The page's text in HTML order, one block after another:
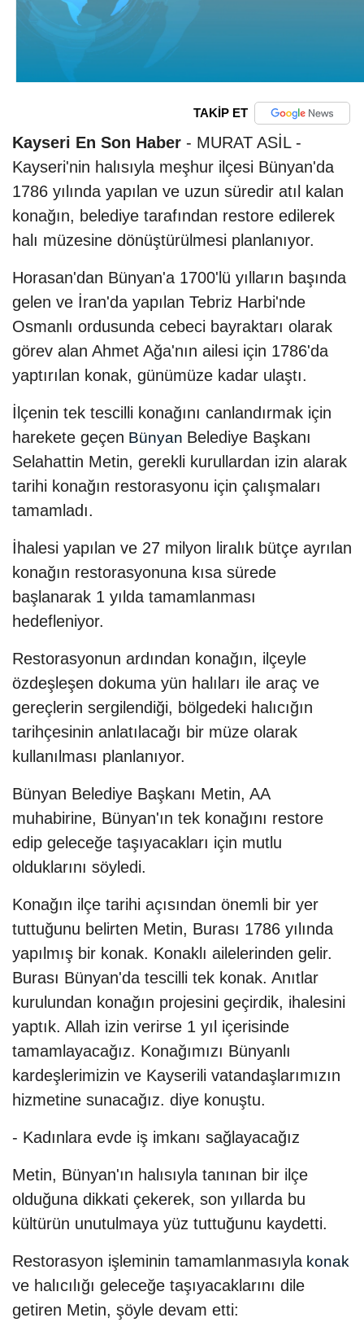
TAKİP ET
Kayseri En Son Haber - MURAT ASİL -
Kayseri'nin halısıyla meşhur ilçesi Bünyan'da
1786 yılında yapılan ve uzun süredir atıl kalan
konağın, belediye tarafından restore edilerek
halı müzesine dönüştürülmesi planlanıyor.
Horasan'dan Bünyan'a 1700'lü yılların başında
gelen ve İran'da yapılan Tebriz Harbi'nde
Osmanlı ordusunda cebeci bayraktarı olarak
görev alan Ahmet Ağa'nın ailesi için 1786'da
yaptırılan konak, günümüze kadar ulaştı.
İlçenin tek tescilli konağını canlandırmak için
harekete geçen Bünyan Belediye Başkanı
Selahattin Metin, gerekli kurullardan izin alarak
tarihi konağın restorasyonu için çalışmaları
tamamladı.
İhalesi yapılan ve 27 milyon liralık bütçe ayrılan
konağın restorasyonuna kısa sürede
başlanarak 1 yılda tamamlanması
hedefleniyor.
Restorasyonun ardından konağın, ilçeyle
özdeşleşen dokuma yün halıları ile araç ve
gereçlerin sergilendiği, bölgedeki halıcığın
tarihçesinin anlatılacağı bir müze olarak
kullanılması planlanıyor.
Bünyan Belediye Başkanı Metin, AA
muhabirine, Bünyan'ın tek konağını restore
edip geleceğe taşıyacakları için mutlu
olduklarını söyledi.
Konağın ilçe tarihi açısından önemli bir yer
tuttuğunu belirten Metin, Burası 1786 yılında
yapılmış bir konak. Konaklı ailelerinden gelir.
Burası Bünyan'da tescilli tek konak. Anıtlar
kurulundan konağın projesini geçirdik, ihalesini
yaptık. Allah izin verirse 1 yıl içerisinde
tamamlayacağız. Konağımızı Bünyanlı
kardeşlerimizin ve Kayserili vatandaşlarımızın
hizmetine sunacağız. diye konuştu.
- Kadınlara evde iş imkanı sağlayacağız
Metin, Bünyan'ın halısıyla tanınan bir ilçe
olduğuna dikkati çekerek, son yıllarda bu
kültürün unutulmaya yüz tuttuğunu kaydetti.
Restorasyon işleminin tamamlanmasıyla konak
ve halıcılığı geleceğe taşıyacaklarını dile
getiren Metin, şöyle devam etti: